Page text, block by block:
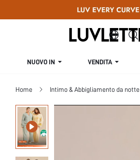
NUOVO IN VENDITA
Home Intimo & Abbigliamento da notte